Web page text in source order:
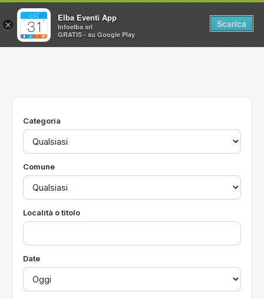
Home
Utilità
Categoria
Comune
Località o titolo
Date
×
Elba Eventi App
Infoelba srl
GRATIS - su Google Play
Scarica